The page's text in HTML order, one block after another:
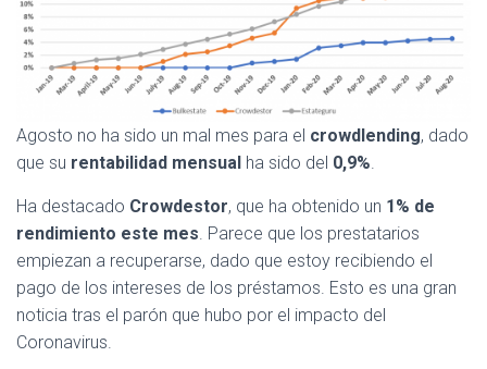
Agosto no ha sido un mal mes para el crowdlending, dado
que su rentabilidad mensual ha sido del 0,9%
Ha destacado Crowdestor, que ha obtenido un 1% de
rendimiento este mes . Parece que los prestatarios
empiezan a recuperarse, dado que estoy recibiendo el
pago de los intereses de los préstamos. Esto es una gran
noticia tras el parón que hubo por el impacto del
Coronavirus.